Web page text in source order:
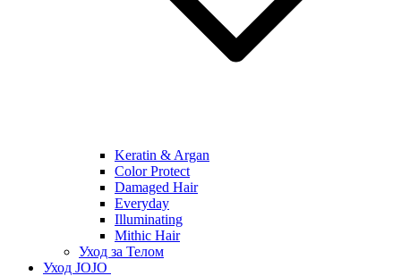
Keratin & Argan
Color Protect
Damaged Hair
Everyday
Illuminating
Mithic Hair
Уход за Телом
Уход JOJO